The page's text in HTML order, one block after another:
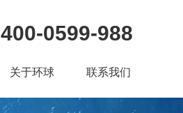
400-0599-988
关于环球 联系我们